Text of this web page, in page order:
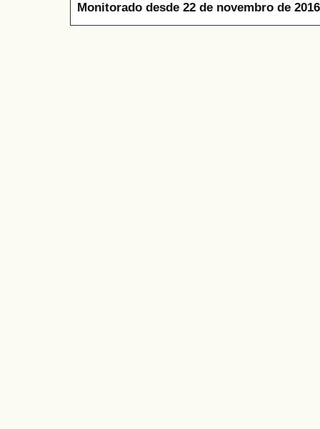
Monitorado desde 22 de novembro de